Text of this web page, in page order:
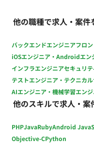
他の職種で求人・案件
バックエンドエンジニアフロ
iOSエンジニア・Androidエン
インフラエンジニアセキュリ
テストエンジニア・テクニカ
AIエンジニア・機械学習エン
他のスキルで求人・案
PHPJavaRubyAndroid Java
Objective-CPython